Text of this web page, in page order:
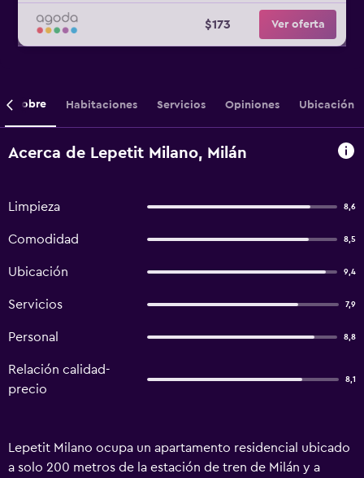
$173 Ver oferta
Sobre Habitaciones Servicios Opiniones Ubicación
Acerca de Lepetit Milano, Milán
Limpieza 8,6
Comodidad 8,5
Ubicación 9,4
Servicios 7,9
Personal 8,8
Relación calidad-
precio
8,1
Lepetit Milano ocupa un apartamento residencial ubicado
a solo 200 metros de la estación de tren de Milán y a